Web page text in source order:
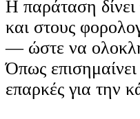
Η παράταση δίνει
και στους
— ώστε να
Όπως
επαρκές για την